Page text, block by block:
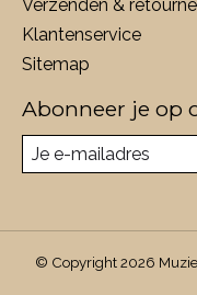
Verzenden &
Klantenservice
Sitemap
Abonneer je op
© Copyright 2026